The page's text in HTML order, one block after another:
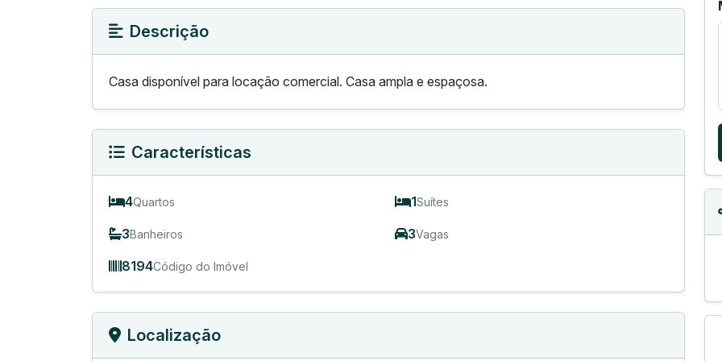
Descrição
Casa disponível para locação comercial. Casa ampla e espaçosa.
Características
4Quartos 1Suítes
3Banheiros 3Vagas
8194Código do Imóvel
Localização